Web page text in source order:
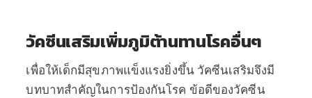
วัคซีนเสริมเพิ่มภูมิต้านทานโรคอื่นๆ
เพื่อให้เด็กมีสุขภาพแข็งแรงยิ่งขึ้น วัคซีนเสริมจึงมี
บทบาทสำคัญในการป้องกันโรค ข้อดีของวัคซีน